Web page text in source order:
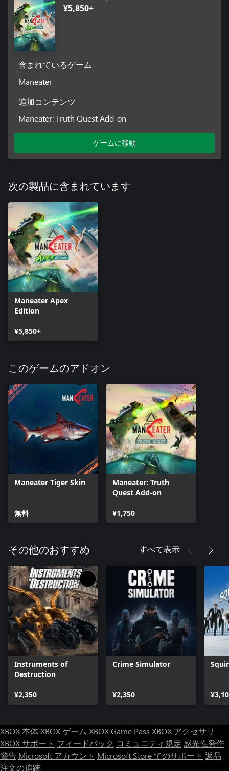
¥5,850+
含まれているゲーム
Maneater
追加コンテンツ
Maneater: Truth Quest Add-on
ゲームに移動
次の製品に含まれています
Maneater Apex
Edition
¥5,850+
このゲームのアドオン
Maneater Tiger Skin
無料
Maneater: Truth
Quest Add-on
¥1,750
その他のおすすめ すべて表示
Instruments of
Destruction
¥2,350
Crime Simulator
¥2,350
XBOX 本体XBOX ゲーム XBOX Game Pass XBOX アクセサリ
XBOX サポート フィードバック コミュニティ規定 感光性発作
警告 Microsoft アカウント Microsoft Store でのサポート 返品
注文の追跡